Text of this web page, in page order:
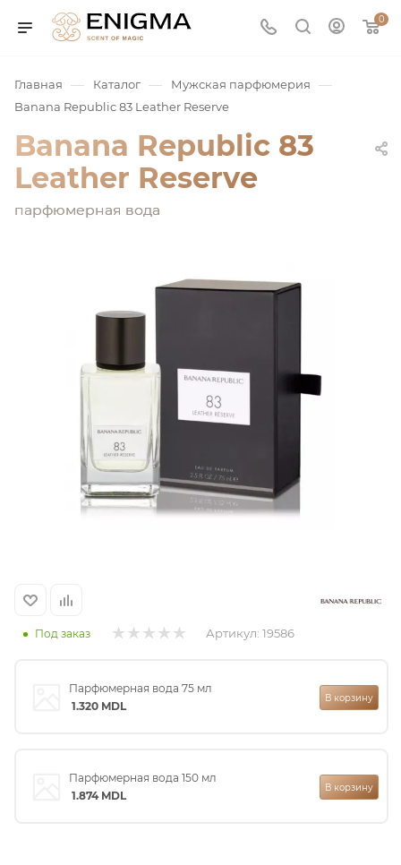
0
/ Нишевая
Главная — Каталог — Мужская парфюмерия —
Banana Republic 83 Leather Reserve
Banana Republic 83
Leather Reserve
парфюмерная вода
Под заказ Артикул: 19586
Парфюмерная вода 75 мл
1.320 MDL
В корзину
Парфюмерная вода 150 мл
1.874MDL
В корзину